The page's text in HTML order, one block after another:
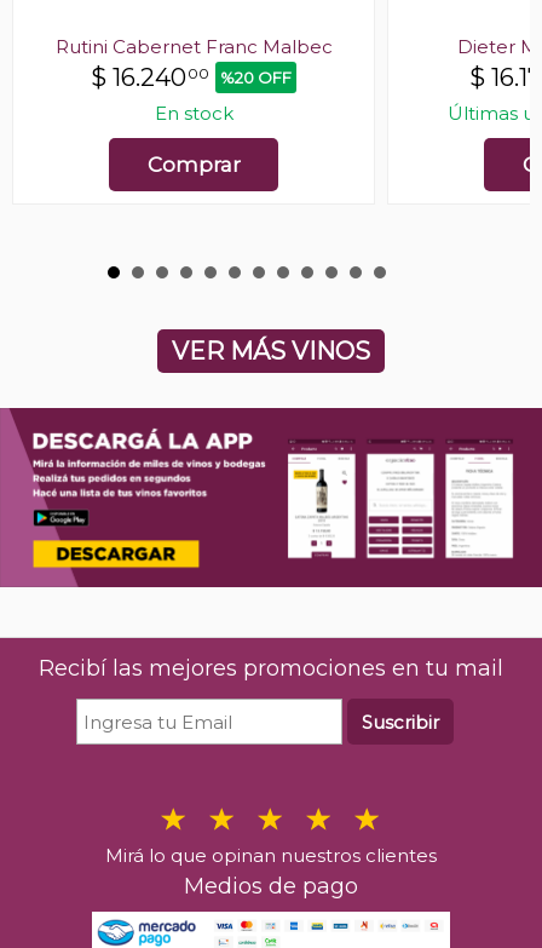
Rutini Cabernet Franc Malbec
$ 16.24000 %20 OFF
En stock
Comprar
Dieter
$
Últimas
VER MÁS VINOS
Recibí las mejores promociones en tu mail
Suscribir
Mirá lo que opinan nuestros clientes
Medios de pago